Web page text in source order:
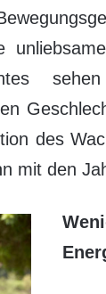
des
mit den